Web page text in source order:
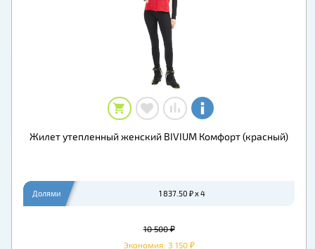
Жилет утепленный женский BIVIUM Комфорт (красный)
Долями 1 837.50 ₽ x 4
10 500 ₽
Экономия: 3 150 ₽